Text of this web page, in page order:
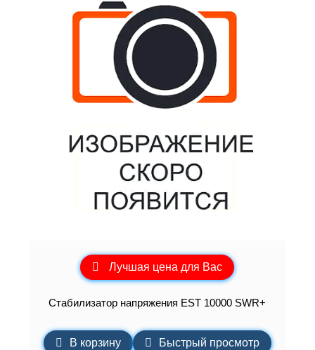
Лучшая цена для Вас
Стабилизатор напряжения EST 10000 SWR+
В корзину Быстрый просмотр